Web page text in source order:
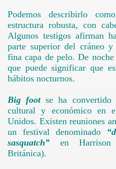
Podemos describirlo
estructura robusta, con
Algunos testigos afirman
parte superior del cráneo
fina capa de pelo. De
que puede significar que
hábitos nocturnos.
Big footse ha convertido
cultural y económico en
Unidos. Existen reuniones
un festival denominado
sasquatch” en Harrison
Británica).